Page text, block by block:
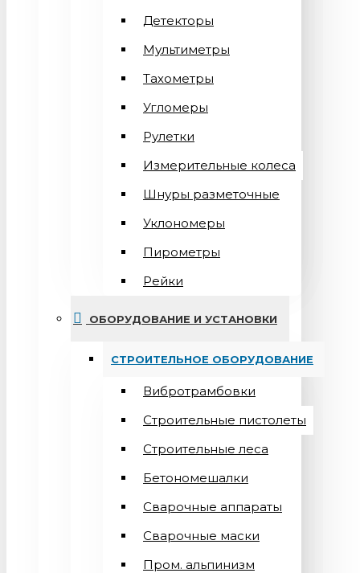
Детекторы
Мультиметры
Тахометры
Угломеры
Рулетки
Измерительные колеса
Шнуры разметочные
Уклономеры
Пирометры
Рейки
ОБОРУДОВАНИЕ И УСТАНОВКИ
СТРОИТЕЛЬНОЕ ОБОРУДОВАНИЕ
Вибротрамбовки
Строительные пистолеты
Строительные леса
Бетономешалки
Сварочные аппараты
Cварочные маски
Пром. альпинизм